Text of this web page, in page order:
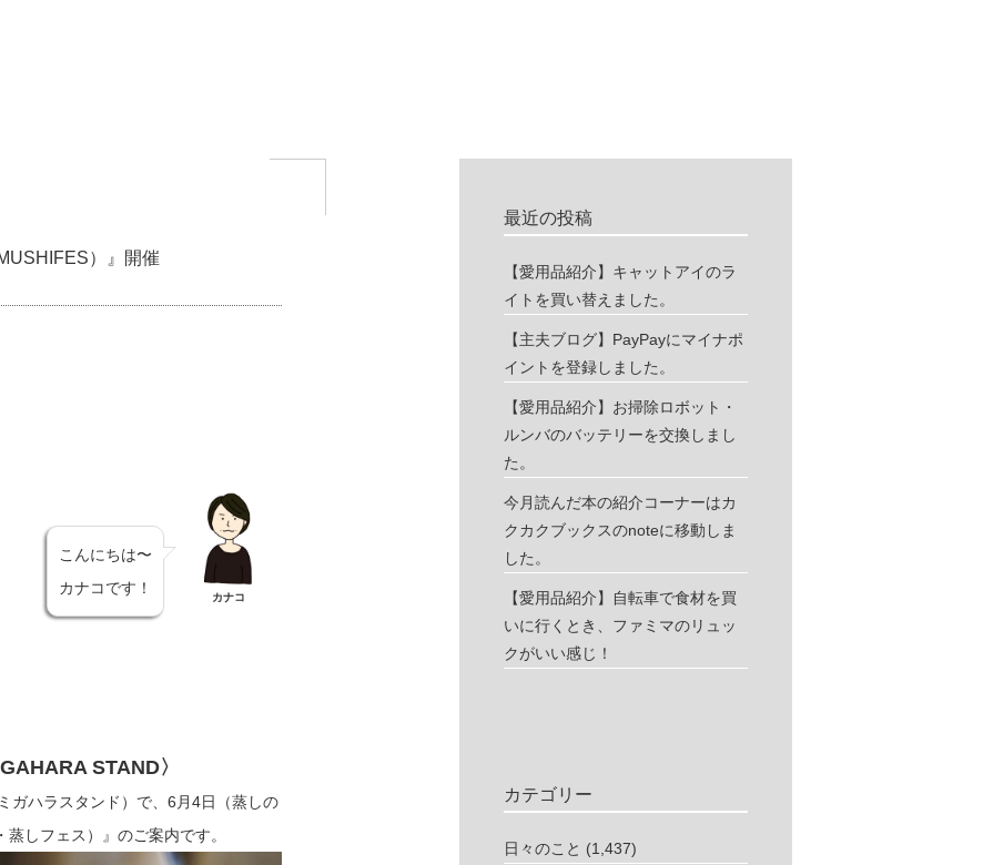
）』開催
こんにちは〜
カナコです！
カナコ
STAND〉
ガハラスタンド）で、6月4日（蒸しの
しフェス）』のご案内です。
最近の投稿
【愛用品紹介】キャットアイのラ
イトを買い替えました。
【主夫ブログ】PayPayにマイナポ
イントを登録しました。
【愛用品紹介】お掃除ロボット・
ルンバのバッテリーを交換しまし
た。
今月読んだ本の紹介コーナーはカ
クカクブックスのnoteに移動しま
した。
【愛用品紹介】自転車で食材を買
いに行くとき、ファミマのリュッ
クがいい感じ！
カテゴリー
日々のこと (1,437)